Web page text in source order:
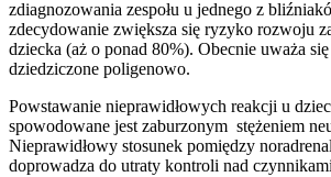
zdiagnozowania zespołu u jednego z
zdecydowanie zwiększa się ryzyko rozwoju
dziecka (aż o ponad 80%). Obecnie uważa
dziedziczone poligenowo.
Powstawanie nieprawidłowych reakcji u
spowodowane jest zaburzonym stężeniem
Nieprawidłowy stosunek pomiędzy
doprowadza do utraty kontroli nad